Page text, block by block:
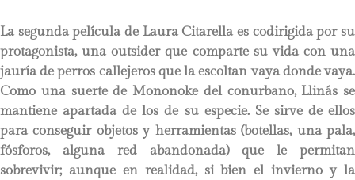
La segunda película de Laura Citarella es codirigida por su
protagonista, una outsider que comparte su vida con una
jauría de perros callejeros que la escoltan vaya donde vaya.
Como una suerte de Mononoke del conurbano, Llinás se
mantiene apartada de los de su especie. Se sirve de ellos
para conseguir objetos y herramientas (botellas, una pala,
fósforos, alguna red abandonada) que le permitan
sobrevivir; aunque en realidad, si bien el invierno y la